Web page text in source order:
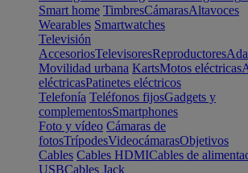
Smart home TimbresCámarasAltavoces
Wearables Smartwatches
Televisión
AccesoriosTelevisoresReproductores
Movilidad urbana KartsMotos eléctricas
eléctricasPatinetes eléctricos
Telefonía Teléfonos fijosGadgets y
complementosSmartphones
Foto y vídeo Cámaras de
fotosTrípodesVideocámarasObjetivos
Cables Cables HDMICables de
USBCables Jack